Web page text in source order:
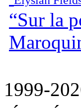
“Sur la
1999-